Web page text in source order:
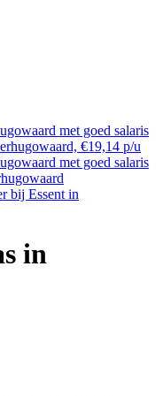
met goed salaris
€19,14 p/u
met goed salaris
bij Essent in
in